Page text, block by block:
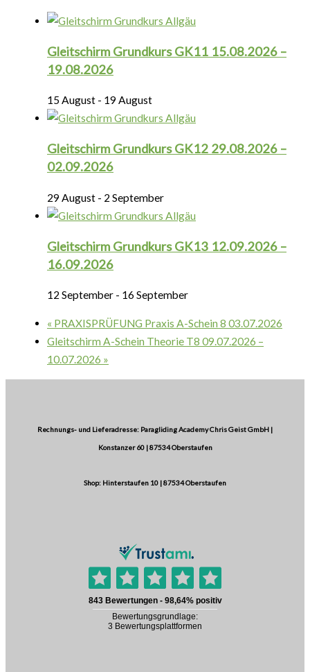
Gleitschirm Grundkurs GK11 15.08.2026 –
19.08.2026
15 August - 19 August
Gleitschirm Grundkurs GK12 29.08.2026 –
02.09.2026
29 August - 2 September
Gleitschirm Grundkurs GK13 12.09.2026 –
16.09.2026
12 September - 16 September
« PRAXISPRÜFUNG Praxis A-Schein 8 03.07.2026
Gleitschirm A-Schein Theorie T8 09.07.2026 –
10.07.2026 »
Rechnungs- und Lieferadresse: Paragliding Academy Chris Geist GmbH |
Konstanzer 60 | 87534 Oberstaufen
Shop: Hinterstaufen 10 | 87534 Oberstaufen